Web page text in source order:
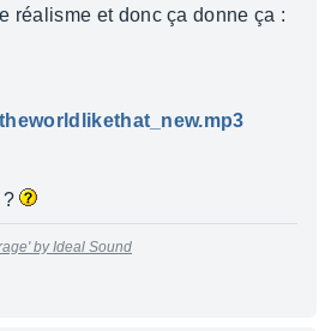
réalisme et donc ça donne ça :
?
by Ideal Sound